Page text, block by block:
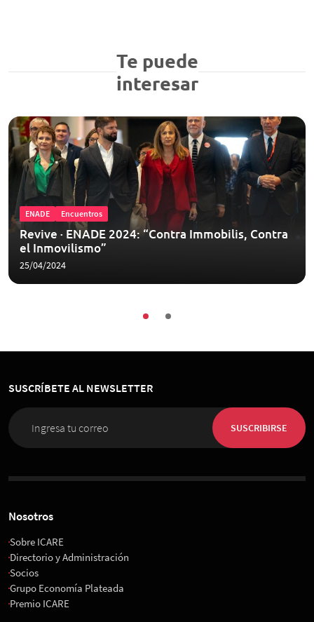
Te puede
interesar
ENADE Encuentros
Revive ∙ ENADE 2024: “Contra Immobilis, Contra
el Inmovilismo”
25/04/2024
SUSCRÍBETE AL NEWSLETTER
SUSCRIBIRSE
Nosotros
Sobre ICARE
Directorio y Administración
Socios
Grupo Economía Plateada
Premio ICARE